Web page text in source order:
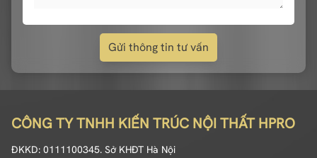
Gửi thông tin tư vấn
CÔNG TY TNHH KIẾN TRÚC NỘI THẤT HPRO
ĐKKD: 0111100345. Sở KHĐT Hà Nội